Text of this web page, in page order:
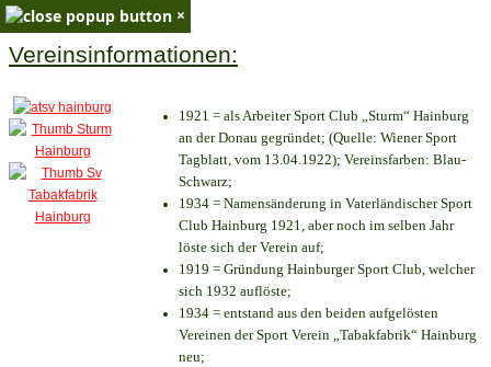
×
Vereinsinformationen:
1921 = als Arbeiter Sport Club „Sturm“ Hainburg
an der Donau gegründet; (Quelle: Wiener Sport
Tagblatt, vom 13.04.1922); Vereinsfarben: Blau-
Schwarz;
1934 = Namensänderung in Vaterländischer Sport
Club Hainburg 1921, aber noch im selben Jahr
löste sich der Verein auf;
1919 = Gründung Hainburger Sport Club, welcher
sich 1932 auflöste;
1934 = entstand aus den beiden aufgelösten
Vereinen der Sport Verein „Tabakfabrik“ Hainburg
neu;